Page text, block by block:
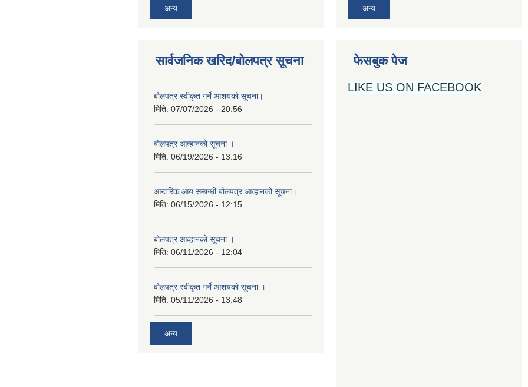
अन्य
सार्वजनिक खरिद/बोलपत्र सूचना
बोलपत्र स्वीकृत गर्ने आशयको सूचना।
मिति: 07/07/2026 - 20:56
बोलपत्र आव्हानको सूचना ।
मिति: 06/19/2026 - 13:16
आन्तरिक आय सम्बन्धी बोलपत्र आव्हानको सूचना।
मिति: 06/15/2026 - 12:15
बोलपत्र आव्हानको सूचना ।
मिति: 06/11/2026 - 12:04
बोलपत्र स्वीकृत गर्ने आशयको सूचना ।
मिति: 05/11/2026 - 13:48
अन्य
अन्य
फेसबुक पेज
LIKE US ON FACEBOOK